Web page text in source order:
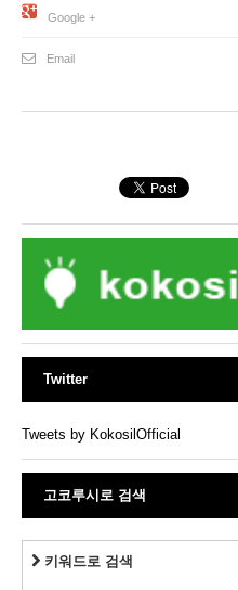
Google +
Email
Twitter
Tweets by KokosilOfficial
고코루시로 검색
키워드로 검색